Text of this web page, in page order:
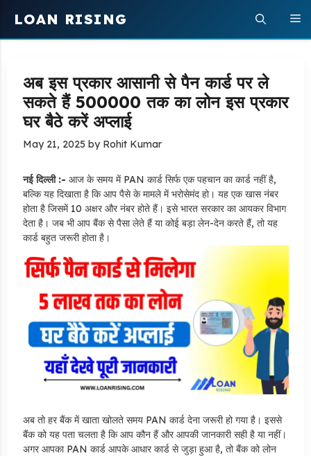
content
LOAN RISING
अब इस प्रकार आसानी से पैन कार्ड पर ले
सकते हैं ₹500000 तक का लोन इस प्रकार
घर बैठे करें अप्लाई
May 21, 2025 by Rohit Kumar
नई दिल्ली :- आज के समय में PAN कार्ड सिर्फ एक पहचान का कार्ड नहीं है,
बल्कि यह दिखाता है कि आप पैसे के मामले में भरोसेमंद हो। यह एक खास नंबर
होता है जिसमें 10 अक्षर और नंबर होते हैं। इसे भारत सरकार का आयकर विभाग
देता है। जब भी आप बैंक से पैसा लेते हैं या कोई बड़ा लेन-देन करते हैं, तो यह
कार्ड बहुत जरूरी होता है।
अब तो हर बैंक में खाता खोलते समय PAN कार्ड देना जरूरी हो गया है। इससे
बैंक को यह पता चलता है कि आप कौन हैं और आपकी जानकारी सही है या नहीं।
अगर आपका PAN कार्ड आपके आधार कार्ड से जुड़ा हुआ है, तो बैंक को लोन